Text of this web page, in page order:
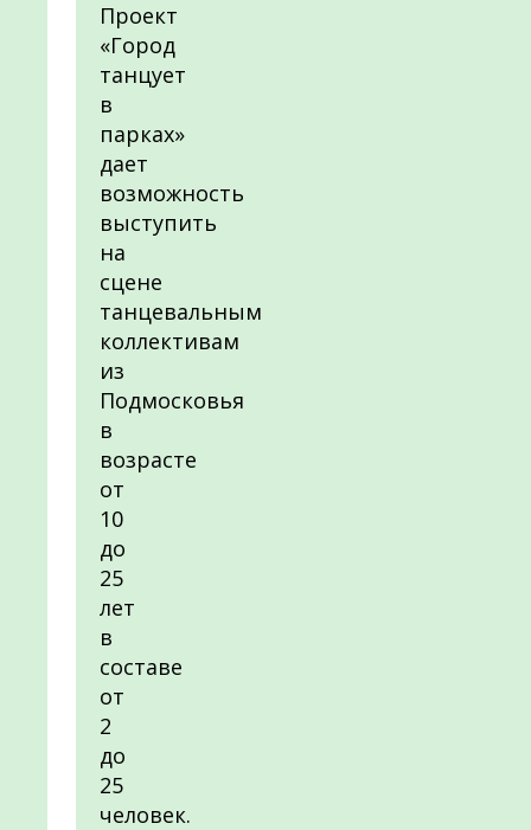
Проект
«Город
танцует
в
парках»
дает
возможность
выступить
на
сцене
танцевальным
коллективам
из
Подмосковья
в
возрасте
от
10
до
25
лет
в
составе
от
2
до
25
человек.